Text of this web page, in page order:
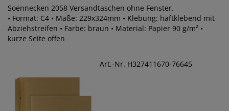
Soennecken 2058 Versandtaschen ohne Fenster.
• Format: C4 • Maße: 229x324mm • Klebung: haftklebend mit
Abziehstreifen • Farbe: braun • Material: Papier 90 g/m² •
kurze Seite offen
Art.-Nr. H327411670-76645